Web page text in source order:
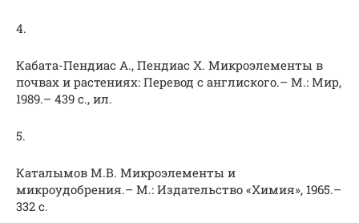
4.
Кабата-Пендиас А., Пендиас Х. Микроэлементы в
почвах и растениях: Перевод с англиского.– М.: Мир,
1989.– 439 с., ил.
5.
Каталымов М.В. Микроэлементы и
микроудобрения.– М.: Издательство «Химия», 1965.–
332 с.